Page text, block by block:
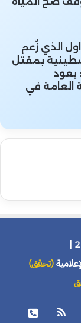
الذي زُعم
بمقتل
يعود
العامة في
(تحقق)
‫TikTok ملخص